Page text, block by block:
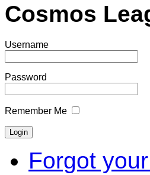
Cosmos
Username
Password
Remember Me
Forgot